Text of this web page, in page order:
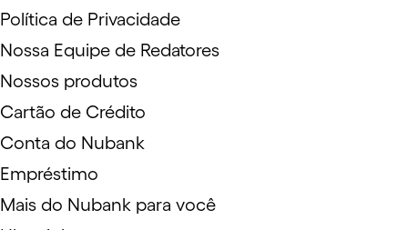
Política de Privacidade
Nossa Equipe de Redatores
Nossos produtos
Cartão de Crédito
Conta do Nubank
Empréstimo
Mais do Nubank para você